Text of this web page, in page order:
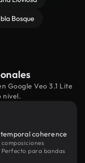
Bosque
Google Veo 3.1 Lite
nivel.
coherence
para bandas